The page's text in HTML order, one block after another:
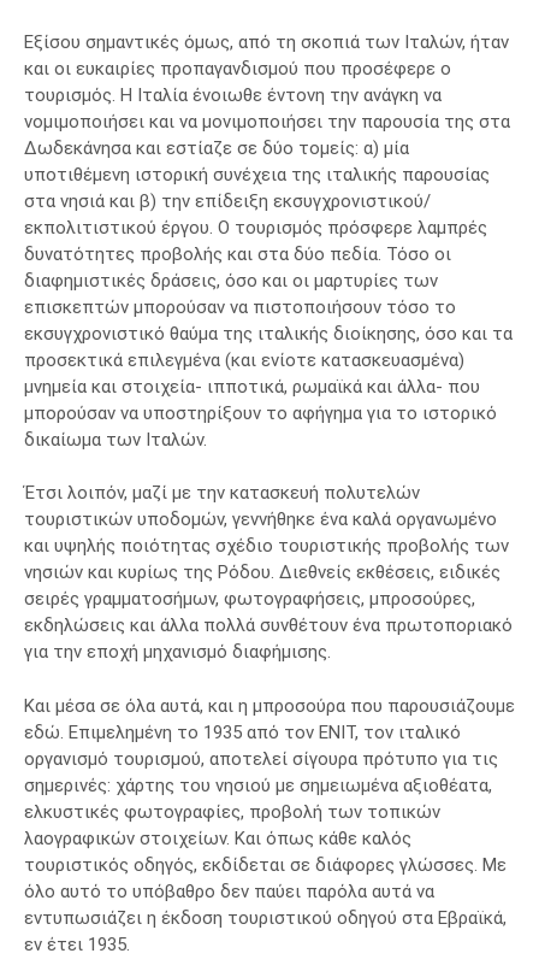
Εξίσου σημαντικές όμως, από τη σκοπιά των Ιταλών, ήταν
και οι ευκαιρίες προπαγανδισμού που προσέφερε ο
τουρισμός. Η Ιταλία ένοιωθε έντονη την ανάγκη να
νομιμοποιήσει και να μονιμοποιήσει την παρουσία της στα
Δωδεκάνησα και εστίαζε σε δύο τομείς: α) μία
υποτιθέμενη ιστορική συνέχεια της ιταλικής παρουσίας
στα νησιά και β) την επίδειξη εκσυγχρονιστικού/
εκπολιτιστικού έργου. Ο τουρισμός πρόσφερε λαμπρές
δυνατότητες προβολής και στα δύο πεδία. Τόσο οι
διαφημιστικές δράσεις, όσο και οι μαρτυρίες των
επισκεπτών μπορούσαν να πιστοποιήσουν τόσο το
εκσυγχρονιστικό θαύμα της ιταλικής διοίκησης, όσο και τα
προσεκτικά επιλεγμένα (και ενίοτε κατασκευασμένα)
μνημεία και στοιχεία- ιπποτικά, ρωμαϊκά και άλλα- που
μπορούσαν να υποστηρίξουν το αφήγημα για το ιστορικό
δικαίωμα των Ιταλών.
Έτσι λοιπόν, μαζί με την κατασκευή πολυτελών
τουριστικών υποδομών, γεννήθηκε ένα καλά οργανωμένο
και υψηλής ποιότητας σχέδιο τουριστικής προβολής των
νησιών και κυρίως της Ρόδου. Διεθνείς εκθέσεις, ειδικές
σειρές γραμματοσήμων, φωτογραφήσεις, μπροσούρες,
εκδηλώσεις και άλλα πολλά συνθέτουν ένα πρωτοποριακό
για την εποχή μηχανισμό διαφήμισης.
Και μέσα σε όλα αυτά, και η μπροσούρα που παρουσιάζουμε
εδώ. Επιμελημένη το 1935 από τον ΕΝΙΤ, τον ιταλικό
οργανισμό τουρισμού, αποτελεί σίγουρα πρότυπο για τις
σημερινές: χάρτης του νησιού με σημειωμένα αξιοθέατα,
ελκυστικές φωτογραφίες, προβολή των τοπικών
λαογραφικών στοιχείων. Και όπως κάθε καλός
τουριστικός οδηγός, εκδίδεται σε διάφορες γλώσσες. Με
όλο αυτό το υπόβαθρο δεν παύει παρόλα αυτά να
εντυπωσιάζει η έκδοση τουριστικού οδηγού στα Εβραϊκά,
εν έτει 1935.